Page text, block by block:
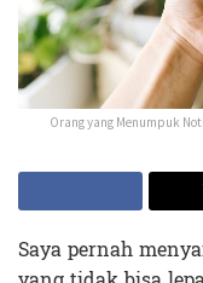
Orang yang Menumpuk
Saya pernah